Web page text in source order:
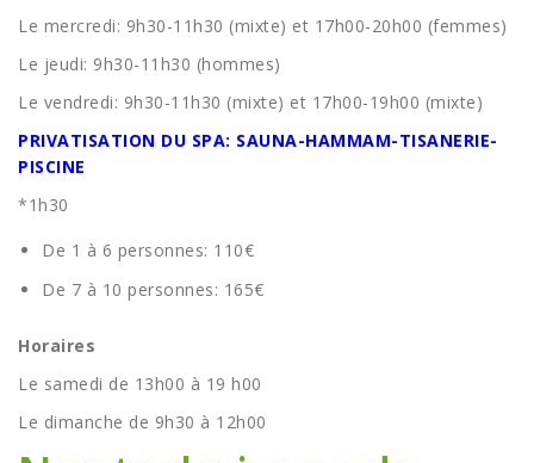
Le mercredi: 9h30-11h30 (mixte) et 17h00-20h00 (femmes)
Le jeudi: 9h30-11h30 (hommes)
Le vendredi: 9h30-11h30 (mixte) et 17h00-19h00 (mixte)
PRIVATISATION DU SPA: SAUNA-HAMMAM-TISANERIE-
PISCINE
*1h30
De 1 à 6 personnes: 110€
De 7 à 10 personnes: 165€
Horaires
Le samedi de 13h00 à 19 h00
Le dimanche de 9h30 à 12h00